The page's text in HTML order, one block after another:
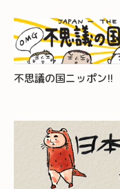
不思議の国ニッポン!!